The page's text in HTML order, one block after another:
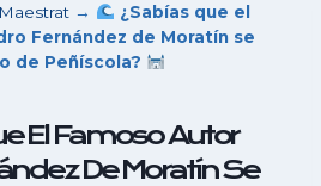
Maestrat →
¿Sabías que el
Fernández de Moratín se
de Peñíscola?
El Famoso Autor
De Moratín Se